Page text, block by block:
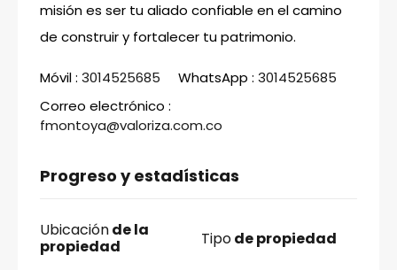
misión es ser tu aliado confiable en el camino
de construir y fortalecer tu patrimonio.
Móvil : 3014525685 WhatsApp : 3014525685
Correo electrónico :
fmontoya@valoriza.com.co
Progreso y estadísticas
Ubicaciónde la
propiedad
Tipode propiedad